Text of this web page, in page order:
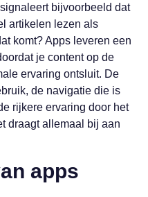
bijvoorbeeld dat
artikelen lezen als
komt? Apps leveren een
je content op de
ervaring ontsluit. De
de navigatie die is
rijkere ervaring door het
draagt allemaal bij aan
apps